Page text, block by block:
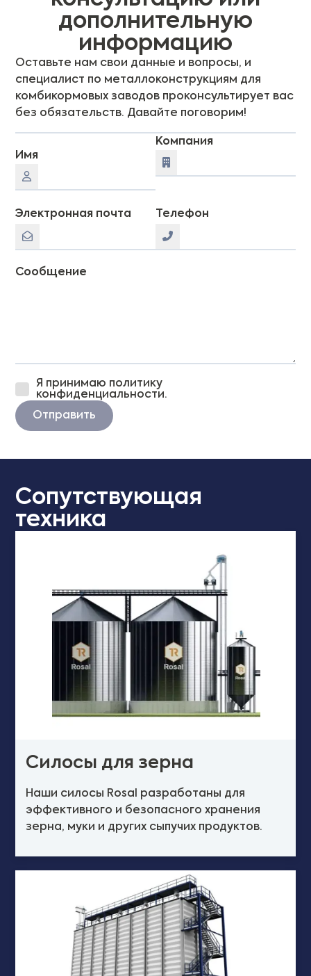
дополнительную
информацию
Оставьте нам свои данные и вопросы, и
специалист по металлоконструкциям для
комбикормовых заводов проконсультирует вас
без обязательств. Давайте поговорим!
Имя
Компания
Электронная почта Телефон
Сообщение
Я принимаю политику
конфиденциальности.
Отправить
Сопутствующая
техника
Силосы для зерна
Наши силосы Rosal разработаны для
эффективного и безопасного хранения
зерна, муки и других сыпучих продуктов.